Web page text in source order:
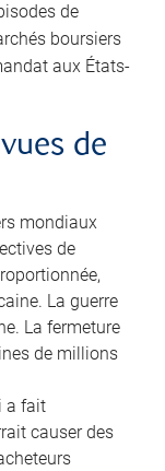
de
boursiers
aux États-
de
mondiaux
de
La guerre
La fermeture
de millions
a fait
causer des